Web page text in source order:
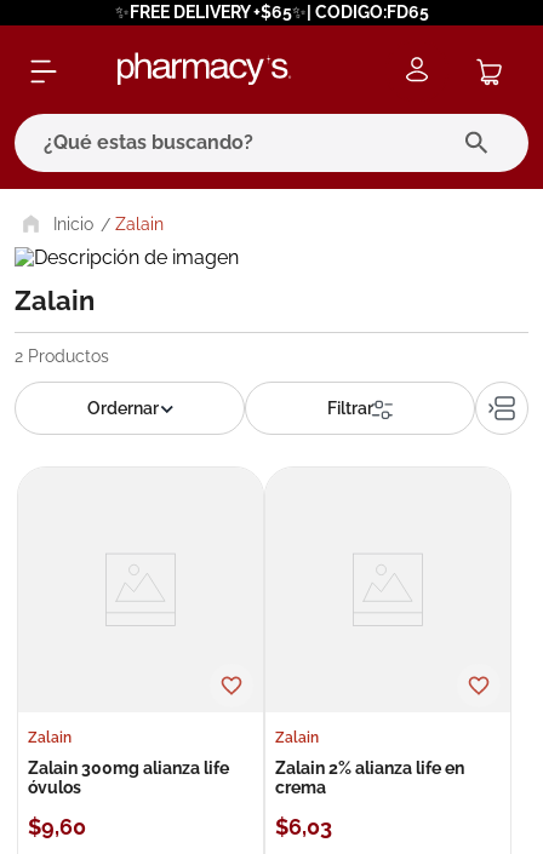
✨FREE DELIVERY +$65✨| CODIGO:FD65
¿Qué estas buscando?
Zalain
Zalain
2 Productos
Zalain
Zalain 300mg alianza life
óvulos
$9,60
Zalain
Zalain 2% alianza life en
crema
$6,03
términos más buscados
1. eucerin
2. protector solar
3. bioderma
5. cerave
roche posay
nivea